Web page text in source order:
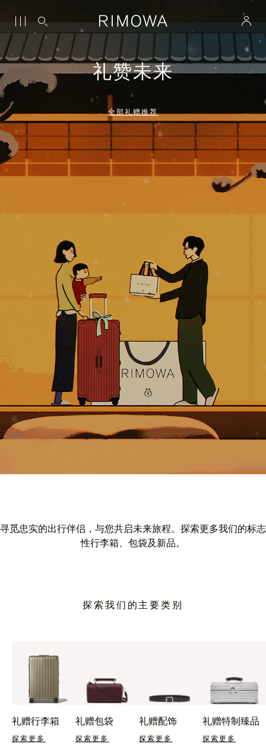
礼赞未来
全部礼赠推荐
寻觅忠实的出行伴侣，与您共启未来旅程。探索更多我们的标志
性行李箱、包袋及新品。
探索我们的主要类别
礼赠行李箱
探索更多
礼赠包袋
探索更多
礼赠配饰
探索更多
礼赠特制臻品
探索更多